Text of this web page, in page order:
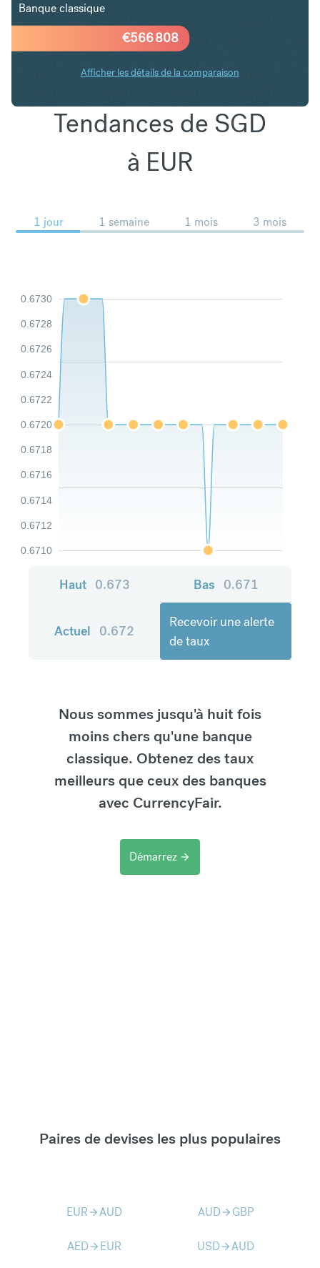
€566 808
Banque classique
Afficher les détails de la comparaison
Tendances de SGD
à EUR
1 jour 1 semaine 1 mois 3 mois
0.6710
0.6712
0.6714
0.6716
0.6718
0.6720
0.6722
0.6724
0.6726
0.6728
0.6730
Haut 0.673 Bas 0.671
Actuel 0.672
Recevoir une alerte
de taux
Nous sommes jusqu'à huit fois
moins chers qu'une banque
classique. Obtenez des taux
meilleurs que ceux des banques
avec CurrencyFair.
Démarrez arrow_forward
Paires de devises les plus populaires
EURarrow_forwardAUD AUDarrow_forward GBP
AEDarrow_forward EUR USDarrow_forwardAUD